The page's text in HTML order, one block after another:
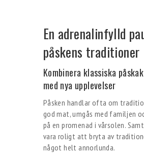
En adrenalinfylld
påskens traditioner
Kombinera klassiska
med nya upplevelser
Påsken handlar ofta om
god mat, umgås med familjen
på en promenad i vårsolen.
vara roligt att bryta av
något helt annorlunda.